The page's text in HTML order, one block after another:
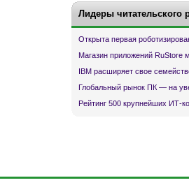
Лидеры читательского
Открыта первая
Магазин приложений RuStore
IBM расширяет свое
Глобальный рынок ПК — на
Рейтинг 500 крупнейших ИТ-